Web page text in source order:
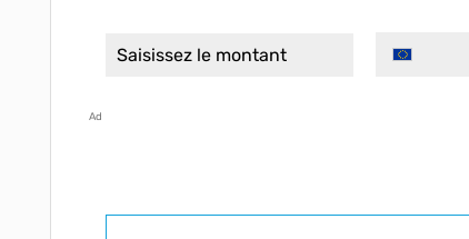
Ad